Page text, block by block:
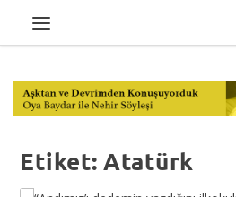
Etiket:Atatürk